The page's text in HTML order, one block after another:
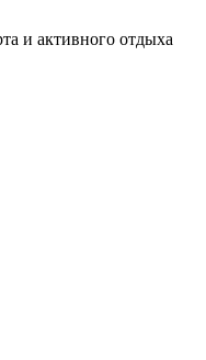
и активного отдыха